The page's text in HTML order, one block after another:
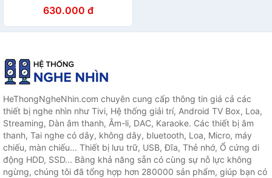
630.000 đ
HeThongNgheNhin.com chuyên cung cấp thông tin giá cả các
thiết bị nghe nhìn như Tivi, Hệ thống giải trí, Android TV Box, Loa,
Streaming, Dàn âm thanh, Âm-li, DAC, Karaoke. Các thiết bị âm
thanh, Tai nghe có dây, không dây, bluetooth, Loa, Micro, máy
chiếu, màn chiếu... Thiết bị lưu trữ, USB, Đĩa, Thẻ nhớ, Ổ cứng di
động HDD, SSD... Bằng khả năng sẵn có cùng sự nỗ lực không
ngừng, chúng tôi đã tổng hợp hơn 280000 sản phẩm, giúp bạn có